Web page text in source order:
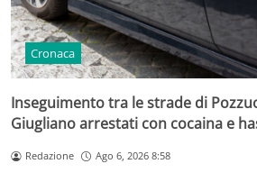
Cronaca
Inseguimento tra le strade di
Giugliano arrestati con cocaina e
Redazione Ago 6, 2026 8:58